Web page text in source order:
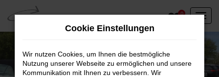
Zum
Hauptinhalt
springen
0
Cookie Einstellungen
Wir nutzen Cookies, um Ihnen die bestmögliche
Nutzung unserer Webseite zu ermöglichen und unsere
Kommunikation mit Ihnen zu verbessern. Wir